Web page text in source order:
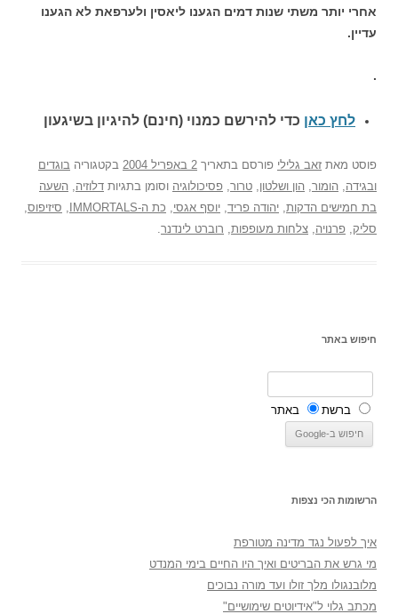
אחרי יותר משתי שנות דמים הגענו ליאסין ולערפאת לא הגענו
עדיין.
.
לחץ כאן כדי להירשם כמנוי (חינם) להיגיון בשיגעון
פוסט מאת זאב גלילי פורסם בתאריך 2 באפריל 2004 בקטגוריה בוגדים
ובגידה הומור הון ושלטון טרור פסיכולוגיה וסומן בתגיות דלוזיה השעה
בת חמישים הדקות יהודה פריד יוסף אגסי כת ה-IMMORTALS סיזיפוס
סליק פרנויה צלחות מעופפות רוברט לינדנר
חיפוש באתר
ברשת באתר
הרשומות הכי נצפות
איך לפעול נגד מדינה מטורפת
מי גרש את הבריטים ואיך היו החיים בימי המנדט
מלובנגולו מלך זולו ועד מורה נבוכים
מכתב גלוי ל"אידיוטים שימושיים"